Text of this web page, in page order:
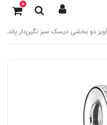
0
دو بخشی دیسک سبز نگین‌دار پاندورا